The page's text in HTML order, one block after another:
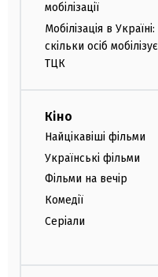
мобілізації
Мобілізація в Україні:
скільки осіб мобілізує
ТЦК
Кіно
Найцікавіші фільми
Українські фільми
Фільми на вечір
Комедії
Серіали